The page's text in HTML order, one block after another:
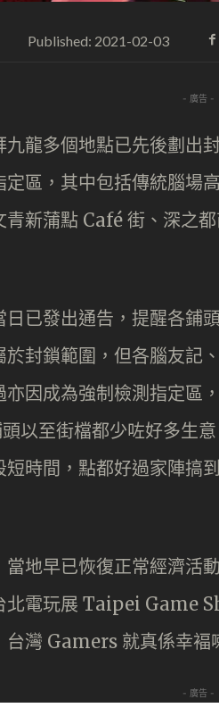
Published: 2021-02-03
- 廣告 -
九龍多個地點已先後劃出
區，其中包括傳統腦場
青新蒲點 Café 街、深之
已發出通告，提醒各鋪
於封鎖範圍，但各腦友記
因成為強制檢測指定區
以至街檔都少咗好多生
短時間，點都好過家陣搞
地早已恢復正常經濟活
北電玩展 Taipei Game
台灣 Gamers 就真係幸褔
- 廣告 -